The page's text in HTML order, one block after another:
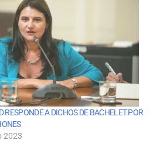
RESPONDE A DICHOS DE BACHELET POR
2023